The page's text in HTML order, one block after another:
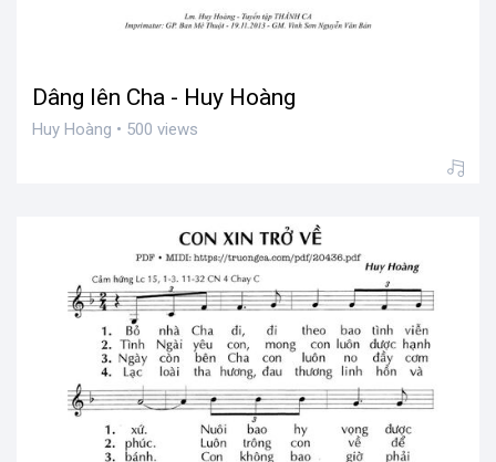
Dâng lên Cha - Huy Hoàng
Huy Hoàng • 500 views